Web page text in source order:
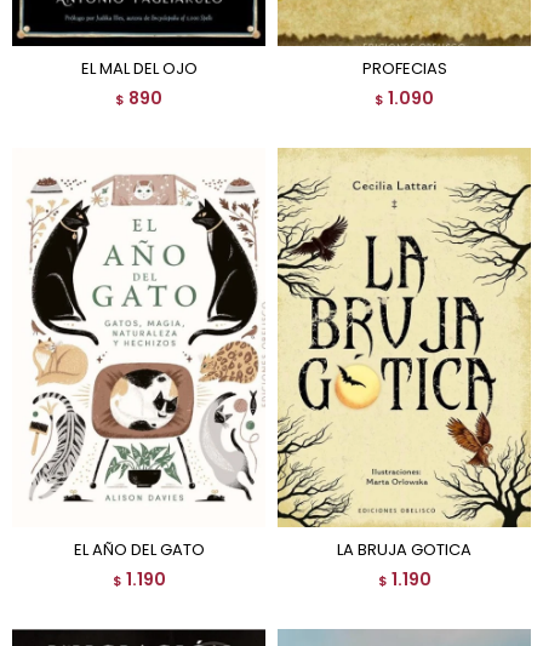
EL MAL DEL OJO
$ 890
PROFECIAS
$ 1.090
EL AÑO DEL GATO
$ 1.190
LA BRUJA GOTICA
$ 1.190